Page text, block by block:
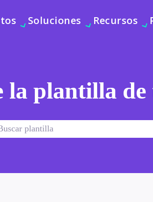
Soluciones Recursos
la plantilla de